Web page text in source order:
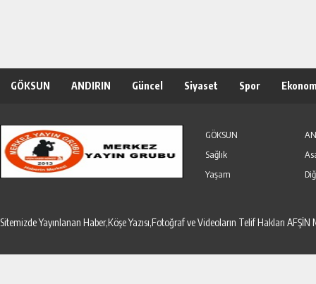
GÖKSUN ANDIRIN Güncel Siyaset Spor
GÖKSUN
Sağlık
Yaşam
Sitemizde Yayınlanan Haber,Köşe Yazısı,Fotoğraf ve Videoların Telif Hakları